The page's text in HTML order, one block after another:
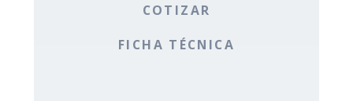
COTIZAR
FICHA TÉCNICA